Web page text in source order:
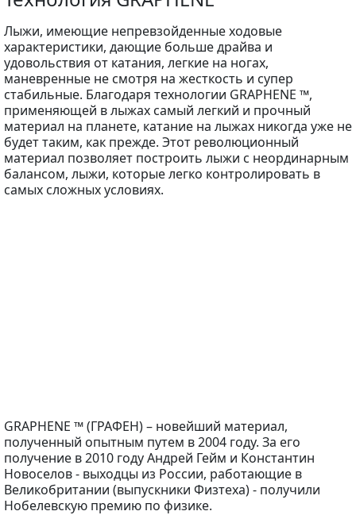
Лыжи, имеющие непревзойденные ходовые
характеристики, дающие больше драйва и
удовольствия от катания, легкие на ногах,
маневренные не смотря на жесткость и супер
стабильные. Благодаря технологии GRAPHENE ™,
применяющей в лыжах самый легкий и прочный
материал на планете, катание на лыжах никогда уже не
будет таким, как прежде. Этот революционный
материал позволяет построить лыжи с неординарным
балансом, лыжи, которые легко контролировать в
самых сложных условиях.
GRAPHENE ™ (ГРАФЕН) – новейший материал,
полученный опытным путем в 2004 году. За его
получение в 2010 году Андрей Гейм и Константин
Новоселов - выходцы из России, работающие в
Великобритании (выпускники Физтеха) - получили
Нобелевскую премию по физике.